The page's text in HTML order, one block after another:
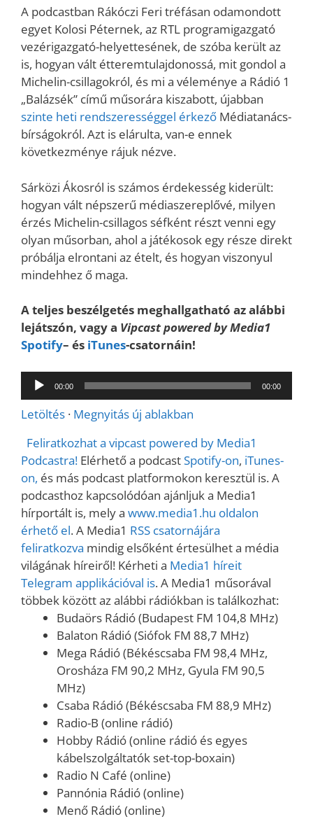
A podcastban Rákóczi Feri tréfásan odamondott
egyet Kolosi Péternek, az RTL programigazgató
vezérigazgató-helyettesének, de szóba került az
is, hogyan vált étteremtulajdonossá, mit gondol a
Michelin-csillagokról, és mi a véleménye a Rádió 1
„Balázsék” című műsorára kiszabott, újabban
szinte heti rendszerességgel érkező Médiatanács-
bírságokról. Azt is elárulta, van-e ennek
következménye rájuk nézve.
Sárközi Ákosról is számos érdekesség kiderült:
hogyan vált népszerű médiaszereplővé, milyen
érzés Michelin-csillagos séfként részt venni egy
olyan műsorban, ahol a játékosok egy része direkt
próbálja elrontani az ételt, és hogyan viszonyul
mindehhez ő maga.
A teljes beszélgetés meghallgatható az alábbi
lejátszón, vagy a Vipcast powered by Media1
Spotify– és iTunes-csatornáin!
Audió
lejátszó
00:00 00:00
Letöltés · Megnyitás új ablakban
Feliratkozhat a vipcast powered by Media1
Podcastra! Elérhető a podcastSpotify-on, iTunes-
on, és más podcast platformokon keresztül is. A
podcasthoz kapcsolódóan ajánljuk a Media1
hírportált is, mely a www.media1.hu oldalon
érhető el. A Media1 RSS csatornájára
feliratkozva mindig elsőként értesülhet a média
világának híreiről! Kérheti a Media1 híreit
Telegram applikációval is. A Media1 műsorával
többek között az alábbi rádiókban is találkozhat:
Budaörs Rádió (Budapest FM 104,8 MHz)
Balaton Rádió (Siófok FM 88,7 MHz)
Mega Rádió (Békéscsaba FM 98,4 MHz,
Orosháza FM 90,2 MHz, Gyula FM 90,5
MHz)
Csaba Rádió (Békéscsaba FM 88,9 MHz)
Radio-B (online rádió)
Hobby Rádió (online rádió és egyes
kábelszolgáltatók set-top-boxain)
Radio N Café (online)
Pannónia Rádió (online)
Menő Rádió (online)